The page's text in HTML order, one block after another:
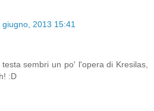
giugno, 2013 15:41
sembri un po' l'opera di Kresilas,
:D